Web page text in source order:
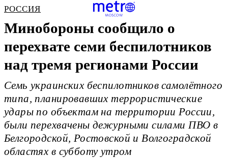
РОССИЯ
Минобороны сообщило о
перехвате семи беспилотников
над тремя регионами России
Семь украинских беспилотников самолётного
типа, планировавших террористические
удары по объектам на территории России,
были перехвачены дежурными силами ПВО в
Белгородской, Ростовской и Волгоградской
областях в субботу утром